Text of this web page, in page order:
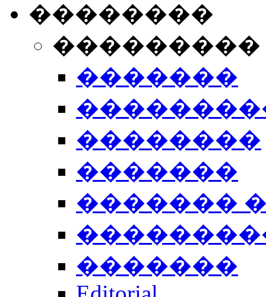
��������
�������
��������
�������
�������
�������